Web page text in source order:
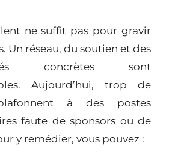
ne suffit pas pour gravir
Un réseau, du soutien et des
concrètes sont
Aujourd’hui, trop de
à des postes
faute de sponsors ou de
y remédier, vous pouvez :